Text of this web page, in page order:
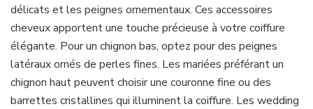
délicats et les peignes ornementaux. Ces accessoires
cheveux apportent une touche précieuse à votre coiffure
élégante. Pour un chignon bas, optez pour des peignes
latéraux ornés de perles fines. Les mariées préférant un
chignon haut peuvent choisir une couronne fine ou des
barrettes cristallines qui illuminent la coiffure. Les wedding